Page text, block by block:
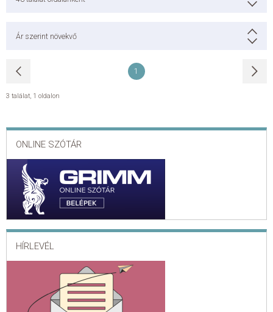
Ár szerint növekvő
1
3 találat, 1 oldalon
ONLINE SZÓTÁR
HÍRLEVÉL